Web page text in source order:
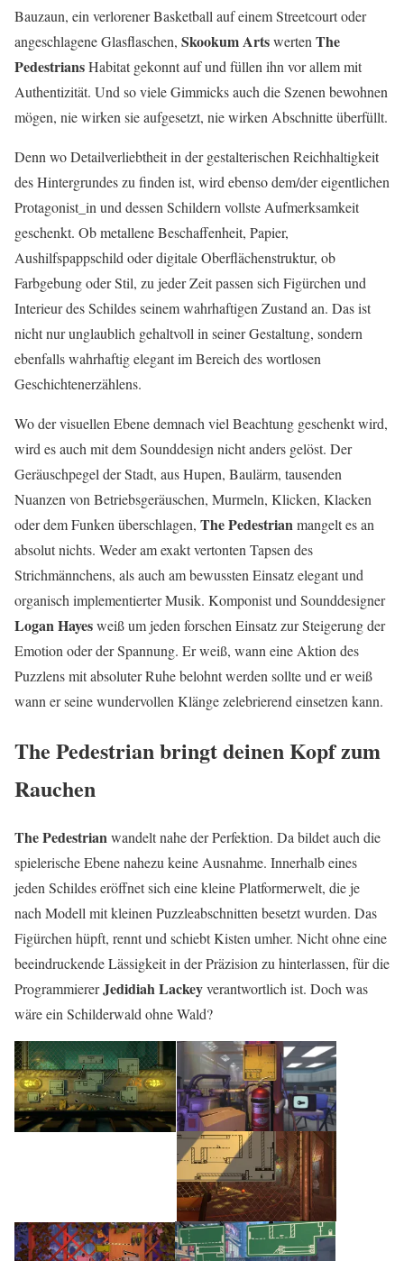
Bauzaun, ein verlorener Basketball auf einem Streetcourt oder
angeschlagene Glasflaschen, Skookum Artswerten The
PedestriansHabitat gekonnt auf und füllen ihn vor allem mit
Authentizität. Und so viele Gimmicks auch die Szenen bewohnen
mögen, nie wirken sie aufgesetzt, nie wirken Abschnitte überfüllt.
Denn wo Detailverliebtheit in der gestalterischen Reichhaltigkeit
des Hintergrundes zu finden ist, wird ebenso dem/der eigentlichen
Protagonist_in und dessen Schildern vollste Aufmerksamkeit
geschenkt. Ob metallene Beschaffenheit, Papier,
Aushilfspappschild oder digitale Oberflächenstruktur, ob
Farbgebung oder Stil, zu jeder Zeit passen sich Figürchen und
Interieur des Schildes seinem wahrhaftigen Zustand an. Das ist
nicht nur unglaublich gehaltvoll in seiner Gestaltung, sondern
ebenfalls wahrhaftig elegant im Bereich des wortlosen
Geschichtenerzählens.
Wo der visuellen Ebene demnach viel Beachtung geschenkt wird,
wird es auch mit dem Sounddesign nicht anders gelöst. Der
Geräuschpegel der Stadt, aus Hupen, Baulärm, tausenden
Nuanzen von Betriebsgeräuschen, Murmeln, Klicken, Klacken
oder dem Funken überschlagen, The Pedestrian mangelt es an
absolut nichts. Weder am exakt vertonten Tapsen des
Strichmännchens, als auch am bewussten Einsatz elegant und
organisch implementierter Musik. Komponist und Sounddesigner
Logan Hayesweiß um jeden forschen Einsatz zur Steigerung der
Emotion oder der Spannung. Er weiß, wann eine Aktion des
Puzzlens mit absoluter Ruhe belohnt werden sollte und er weiß
wann er seine wundervollen Klänge zelebrierend einsetzen kann.
The Pedestrian bringt deinen Kopf zum
Rauchen
The Pedestrianwandelt nahe der Perfektion. Da bildet auch die
spielerische Ebene nahezu keine Ausnahme. Innerhalb eines
jeden Schildes eröffnet sich eine kleine Platformerwelt, die je
nach Modell mit kleinen Puzzleabschnitten besetzt wurden. Das
Figürchen hüpft, rennt und schiebt Kisten umher. Nicht ohne eine
beeindruckende Lässigkeit in der Präzision zu hinterlassen, für die
ProgrammiererJedidiah Lackeyverantwortlich ist. Doch was
wäre ein Schilderwald ohne Wald?